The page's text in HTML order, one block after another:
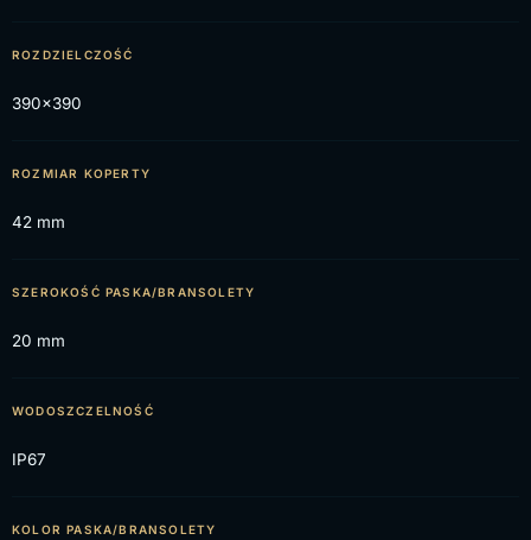
ROZDZIELCZOŚĆ
390x390
ROZMIAR KOPERTY
42 mm
SZEROKOŚĆ PASKA/BRANSOLETY
20 mm
WODOSZCZELNOŚĆ
IP67
KOLOR PASKA/BRANSOLETY